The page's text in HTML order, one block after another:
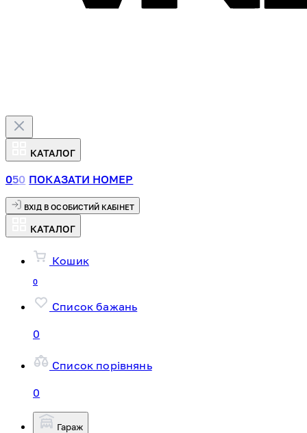
КАТАЛОГ
050 ПОКАЗАТИ НОМЕР
ВХІД В ОСОБИСТИЙ КАБІНЕТ
КАТАЛОГ
Кошик
0
Список бажань
0
Список порівнянь
0
Гараж